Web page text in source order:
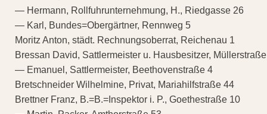
— Hermann, Rollfuhrunternehmung, H., Riedgasse 26
— Karl, Bundes=Obergärtner, Rennweg 5
Moritz Anton, städt. Rechnungsoberrat, Reichenau 1
Bressan David, Sattlermeister u. Hausbesitzer,
— Emanuel, Sattlermeister, Beethovenstraße 4
Bretschneider Wilhelmine, Privat, Mariahilfstraße 44
Brettner Franz, B.=B.=Inspektor i. P., Goethestraße 10